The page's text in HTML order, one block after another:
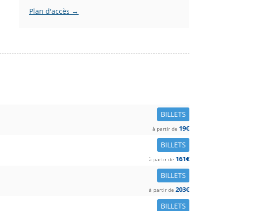
Plan d'accès →
BILLETS
à partir de 19€
BILLETS
à partir de 161€
BILLETS
à partir de 203€
BILLETS